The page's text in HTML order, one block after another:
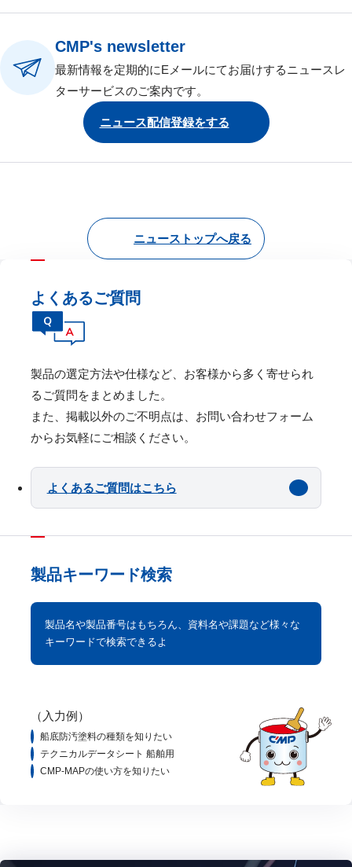
CMP's newsletter
最新情報を定期的にEメールにてお届けするニュースレ
ターサービスのご案内です。
ニュース配信登録をする
ニューストップへ戻る
よくあるご質問
製品の選定⽅法や仕様など、お客様から多く寄せられ
るご質問をまとめました。
また、掲載以外のご不明点は、お問い合わせフォーム
からお気軽にご相談ください。
よくあるご質問はこちら
製品キーワード検索
製品名や製品番号はもちろん、資料名や課題など様々な
キーワードで検索できるよ
（入力例）
船底防汚塗料の種類を知りたい
テクニカルデータシート 船舶用
CMP-MAPの使い方を知りたい